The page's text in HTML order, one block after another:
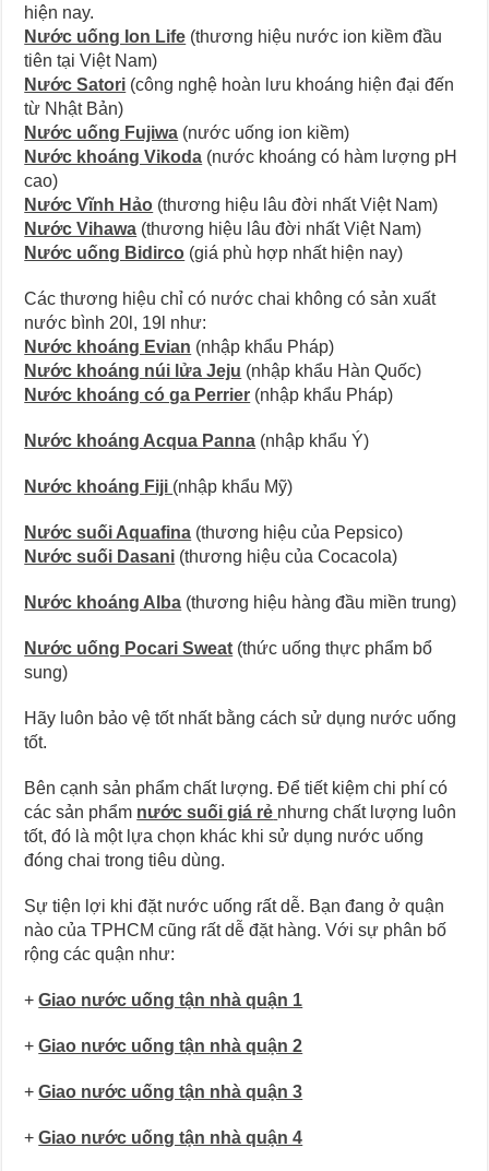
hiện nay.
Nước uống Ion Life (thương hiệu nước ion kiềm đầu
tiên tại Việt Nam)
Nước Satori (công nghệ hoàn lưu khoáng hiện đại đến
từ Nhật Bản)
Nước uống Fujiwa (nước uống ion kiềm)
Nước khoáng Vikoda (nước khoáng có hàm lượng pH
cao)
Nước Vĩnh Hảo (thương hiệu lâu đời nhất Việt Nam)
Nước Vihawa (thương hiệu lâu đời nhất Việt Nam)
Nước uống Bidirco (giá phù hợp nhất hiện nay)
Các thương hiệu chỉ có nước chai không có sản xuất
nước bình 20l, 19l như:
Nước khoáng Evian (nhập khẩu Pháp)
Nước khoáng núi lửa Jeju (nhập khẩu Hàn Quốc)
Nước khoáng có ga Perrier (nhập khẩu Pháp)
Nước khoáng Acqua Panna (nhập khẩu Ý)
Nước khoáng Fiji (nhập khẩu Mỹ)
Nước suối Aquafina (thương hiệu của Pepsico)
Nước suối Dasani (thương hiệu của Cocacola)
Nước khoáng Alba (thương hiệu hàng đầu miền trung)
Nước uống Pocari Sweat (thức uống thực phẩm bổ
sung)
Hãy luôn bảo vệ tốt nhất bằng cách sử dụng nước uống
tốt.
Bên cạnh sản phẩm chất lượng. Để tiết kiệm chi phí có
các sản phẩm nước suối giá rẻ nhưng chất lượng luôn
tốt, đó là một lựa chọn khác khi sử dụng nước uống
đóng chai trong tiêu dùng.
Sự tiện lợi khi đặt nước uống rất dễ. Bạn đang ở quận
nào của TPHCM cũng rất dễ đặt hàng. Với sự phân bố
rộng các quận như:
+Giao nước uống tận nhà quận 1
+Giao nước uống tận nhà quận 2
+Giao nước uống tận nhà quận 3
+Giao nước uống tận nhà quận 4